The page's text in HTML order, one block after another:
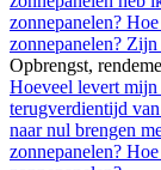
zonnepanelen?
zonnepanelen? Zijn
Opbrengst,
Hoeveel levert
terugverdientijd
naar nul brengen
zonnepanelen?